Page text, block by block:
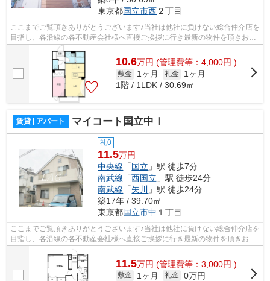
東京都国立市西２丁目
ここまでご覧頂きありがとうございます♪当社は他社に負けない総合仲介店を
目指し、各沿線の各不動産会社様へ直接ご挨拶に行き最新の物件を頂きお客
様へ提供しております！最新の情報は...
10.6万円 (管理費等：4,000円 )
敷金 1ヶ月 礼金
1ヶ月
1階 / 1LDK / 30.69㎡
賃貸 | アパート マイコート国立中Ⅰ
礼0
11.5万円
中央線 「国立 」駅 徒歩7分
南武線 「西国立 」駅 徒歩24分
南武線 「矢川
」駅 徒歩24分
築17年 / 39.70㎡
東京都国立市中 １丁目
ここまでご覧頂きありがとうございます♪当社は他社に負けない総合仲介店を
目指し、各沿線の各不動産会社様へ直接ご挨拶に行き最新の物件を頂きお客
様へ提供しております！最新の情報は...
11.5万円 (管理費等：3,000円 )
敷金 1ヶ月 礼金 0万円